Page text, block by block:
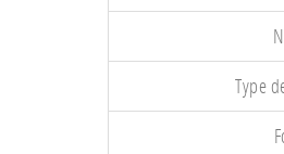
Type